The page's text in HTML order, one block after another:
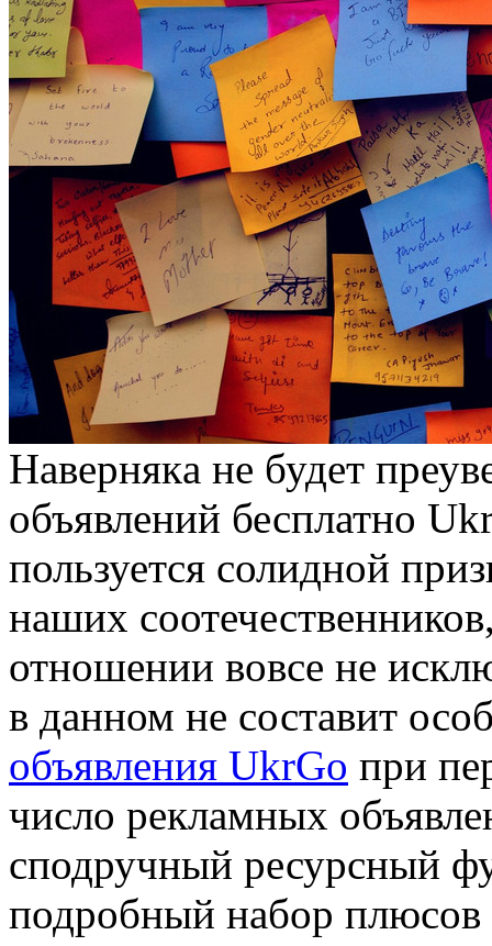
Нaвeрнякa нe будет
объявлений бесплатно
пользуется солидной
наших
отношении вовсе не
в данном не составит
объявления UkrGo при
число рекламных
сподручный ресурсный
подробный набор